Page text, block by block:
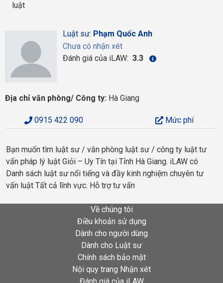
luật
Luật sư: Phạm Quốc Anh
Chưa có nhận xét
Đánh giá của iLAW: 3.3
Địa chỉ văn phòng/ Công ty: Hà Giang
0915 422 090 Mức phí
Bạn muốn tìm luật sư / văn phòng luật sư / công ty luật tư
vấn pháp lý luật Giỏi – Uy Tín tại Tỉnh Hà Giang. iLAW có
Danh sách luật sư nổi tiếng và đầy kinh nghiệm chuyên tư
vấn luật Tất cả lĩnh vực. Hỗ trợ tư vấn
Về chúng tôi
Điều khoản sử dụng
Dành cho người dùng
Dành cho Luật sư
Chính sách bảo mật
Nội quy trang Nhận xét